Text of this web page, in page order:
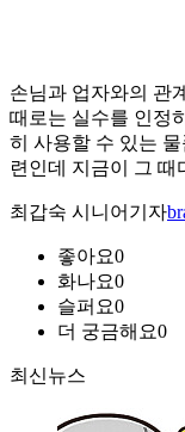
손님과 업자와의 관
때로는 실수를 인정
히 사용할 수 있는
련인데 지금이 그 때
최갑숙 시니어기자
좋아요0
화나요0
슬퍼요0
더 궁금해요0
최신뉴스